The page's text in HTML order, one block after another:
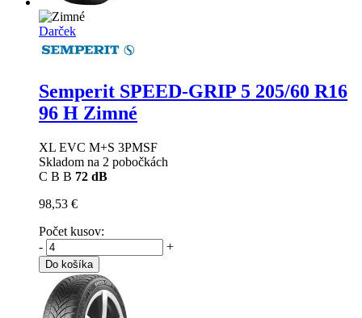
Darček
Semperit SPEED-GRIP 5 205/60 R16
96 H Zimné
XL EVC M+S 3PMSF
Skladom na 2 pobočkách
C B B 72 dB
98,53 €
Počet kusov:
-
+
Do košíka